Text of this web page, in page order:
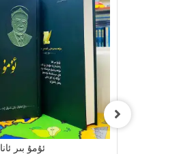
ئۇمۇ بىر ئانا